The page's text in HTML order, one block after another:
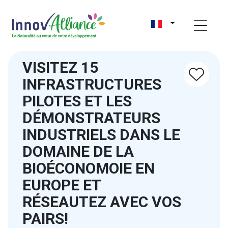
VISITEZ 15
INFRASTRUCTURES
PILOTES ET LES
DÉMONSTRATEURS
INDUSTRIELS DANS LE
DOMAINE DE LA
BIOÉCONOMOIE EN
EUROPE ET
RÉSEAUTEZ AVEC VOS
PAIRS!